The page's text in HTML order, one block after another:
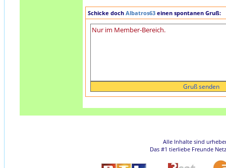
Schicke doch Albatros63 einen spontanen Gruß:
Alle Inhalte sind
Das #1 tierliebe Freunde